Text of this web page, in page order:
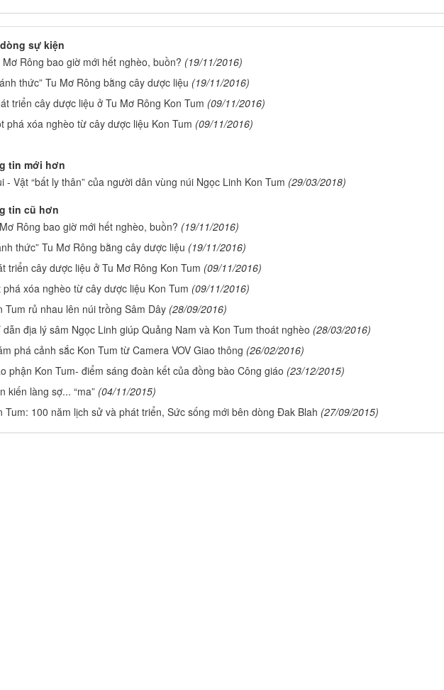
sự kiện
Mơ Rông bao giờ mới hết nghèo, buồn? (19/11/2016)
thức” Tu Mơ Rông bằng cây dược liệu (19/11/2016)
triển cây dược liệu ở Tu Mơ Rông Kon Tum (09/11/2016)
phá xóa nghèo từ cây dược liệu Kon Tum (09/11/2016)
tin mới hơn
- Vật “bất ly thân” của người dân vùng núi Ngọc Linh Kon Tum (29/03/2018)
tin cũ hơn
Rông bao giờ mới hết nghèo, buồn? (19/11/2016)
thức” Tu Mơ Rông bằng cây dược liệu (19/11/2016)
triển cây dược liệu ở Tu Mơ Rông Kon Tum (09/11/2016)
xóa nghèo từ cây dược liệu Kon Tum (09/11/2016)
Tum rủ nhau lên núi trồng Sâm Dây (28/09/2016)
dẫn địa lý sâm Ngọc Linh giúp Quảng Nam và Kon Tum thoát nghèo (28/03/2016)
phá cảnh sắc Kon Tum từ Camera VOV Giao thông (26/02/2016)
phận Kon Tum- điểm sáng đoàn kết của đồng bào Công giáo (23/12/2015)
kiến làng sợ... “ma” (04/11/2015)
Tum: 100 năm lịch sử và phát triển, Sức sống mới bên dòng Đak Blah (27/09/2015)